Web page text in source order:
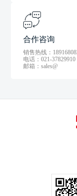
合作咨询
销售热线：
电话：021-37829910
邮箱：sales@